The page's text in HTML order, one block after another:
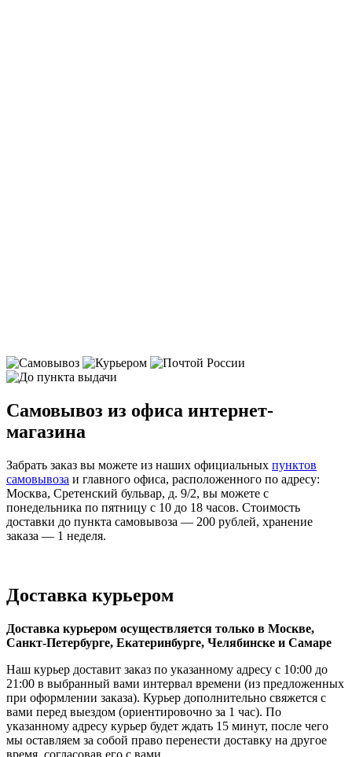
Самовывоз из офиса интернет-
магазина
Забрать заказ вы можете из наших официальных пунктов
самовывоза и главного офиса, расположенного по адресу:
Москва, Сретенский бульвар, д. 9/2, вы можете с
понедельника по пятницу с 10 до 18 часов. Cтоимость
доставки до пункта самовывоза — 200 рублей, хранение
заказа — 1 неделя.
Доставка курьером
Доставка курьером осуществляется только в Москве,
Санкт-Петербурге, Екатеринбурге, Челябинске и Самаре
Наш курьер доставит заказ по указанному адресу с 10:00 до
21:00 в выбранный вами интервал времени (из предложенных
при оформлении заказа). Курьер дополнительно свяжется с
вами перед выездом (ориентировочно за 1 час). По
указанному адресу курьер будет ждать 15 минут, после чего
мы оставляем за собой право перенести доставку на другое